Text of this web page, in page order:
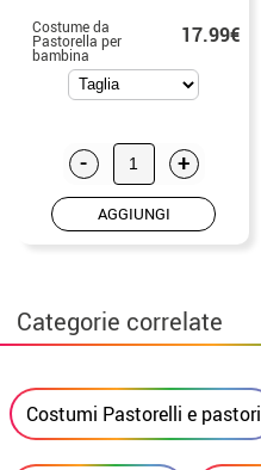
Costume da
Pastorella per
bambina
17.99€
- +
AGGIUNGI
Categorie correlate
Costumi Pastorelli e pastori